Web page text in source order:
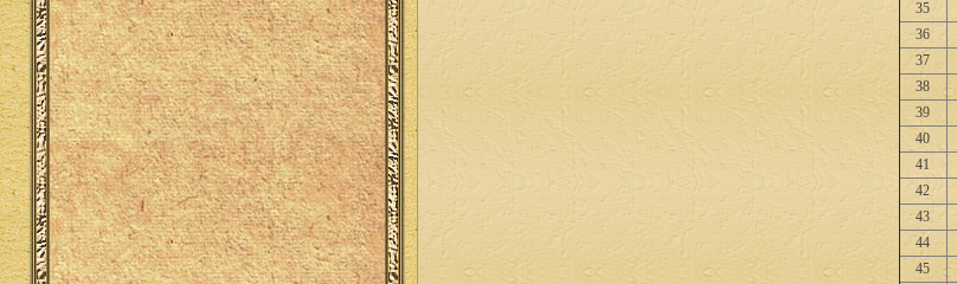
35
36
37
38
39
40
41
42
43
44
45